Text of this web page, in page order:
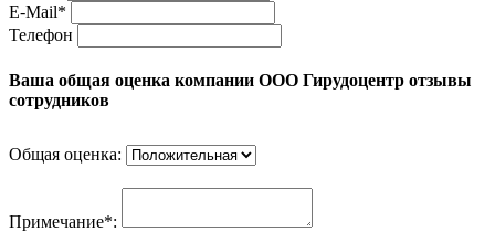
E-Mail*
Телефон
Ваша общая оценка компании ООО Гирудоцентр отзывы
сотрудников
Общая оценка:
Примечание*: